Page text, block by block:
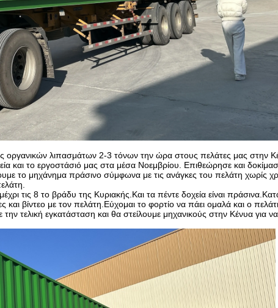
λιπασμάτων 2-3 τόνων την ώρα στους πελάτες μας στην
και το εργοστάσιό μας στα μέσα Νοεμβρίου. Επιθεώρησε και
το μηχάνημα πράσινο σύμφωνα με τις ανάγκες του πελάτη χωρίς
τις 8 το βράδυ της Κυριακής.Και τα πέντε δοχεία είναι
βίντεο με τον πελάτη.Εύχομαι το φορτίο να πάει ομαλά και ο
τελική εγκατάσταση και θα στείλουμε μηχανικούς στην Κένυα για να